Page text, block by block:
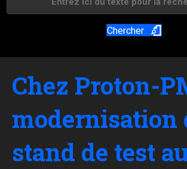
Chercher
Chez Proton-
modernisation
stand de test